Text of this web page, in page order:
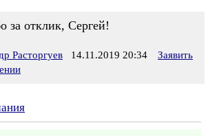
за отклик, Сергей!
Расторгуев 14.11.2019 20:34
Заявить